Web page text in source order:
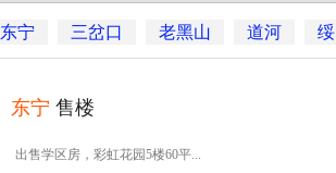
东宁 三岔口 老黑山 道河
东宁 售楼
出售学区房，彩虹花园5楼60平...